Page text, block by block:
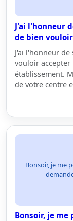
J'ai l'honneur
de bien
J'ai l'honneur
vouloir accepter
établissement.
de votre centre
Bonsoir, je me
Bonsoir, je me